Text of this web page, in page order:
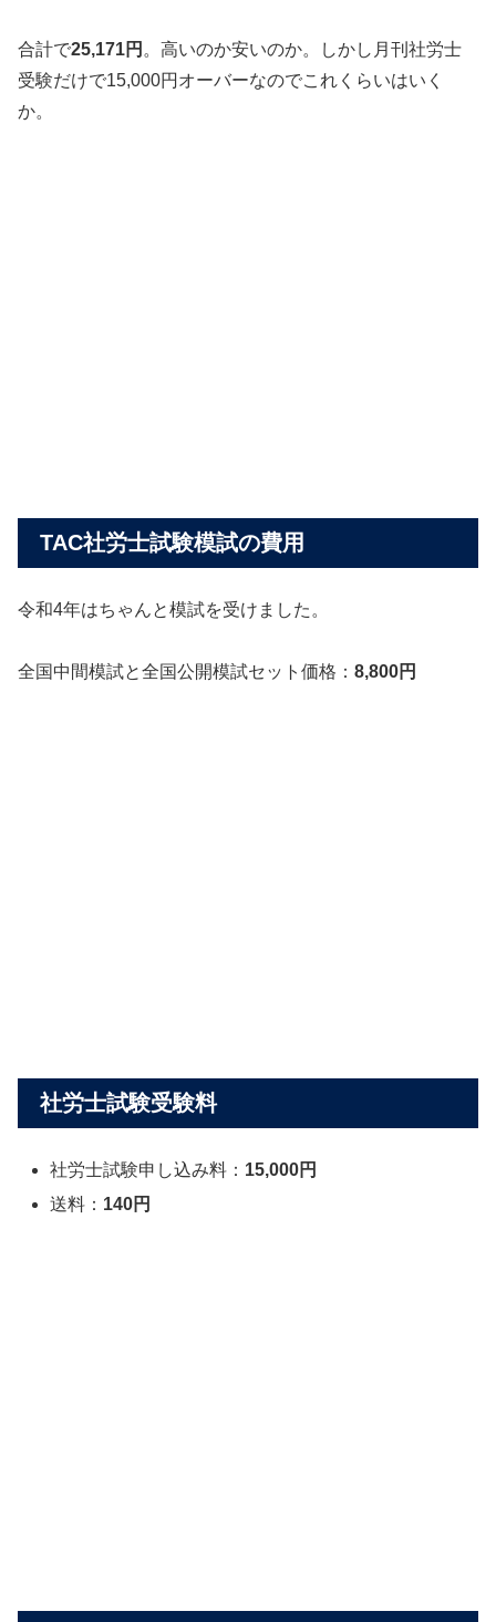
合計で25,171円 。高いのか安いのか。しかし月刊社労士
受験だけで15,000円オーバーなのでこれくらいはいく
か。
TAC社労士試験模試の費用
令和4年はちゃんと模試を受けました。
全国中間模試と全国公開模試セット価格： 8,800円
社労士試験受験料
社労士試験申し込み料： 15,000円
送料： 140円